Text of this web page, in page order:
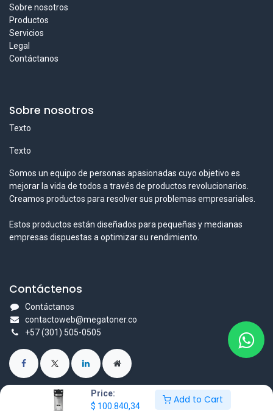
Price:
$ 100.840,34
Add to Cart
Sobre nosotros
Productos
Servicios
Legal
Contáctanos
Sobre nosotros
Texto
Texto
Somos un equipo de personas apasionadas cuyo objetivo es
mejorar la vida de todos a través de productos revolucionarios.
Creamos productos para resolver sus problemas empresariales.
Estos productos están diseñados para pequeñas y medianas
empresas dispuestas a optimizar su rendimiento.
Contáctenos
Contáctanos
contactoweb@megatoner.co
+57 (301) 505-0505